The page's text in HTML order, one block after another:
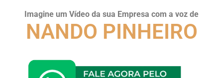
Imagine um Vídeo da sua Empresa com a voz de
NANDO PINHEIRO